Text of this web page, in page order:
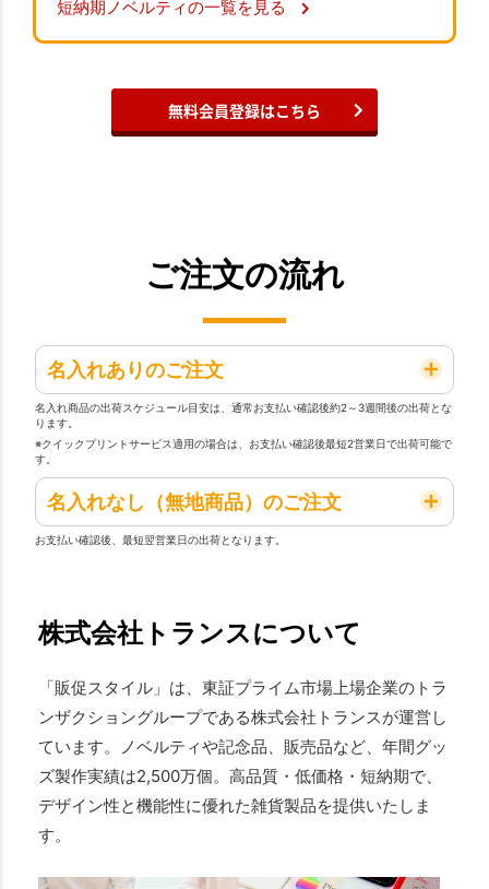
短納期ノベルティの一覧を見る
無料会員登録はこちら
ご注文の流れ
名入れありのご注文
名入れ商品の出荷スケジュール目安は、通常お支払い確認後約2～3週間後の出荷とな
ります。
※クイックプリントサービス適用の場合は、お支払い確認後最短2営業日で出荷可能で
す。
名入れなし（無地商品）のご注文
お支払い確認後、最短翌営業日の出荷となります。
株式会社トランスについて
「販促スタイル」は、東証プライム市場上場企業のトラ
ンザクショングループである株式会社トランスが運営し
ています。ノベルティや記念品、販売品など、年間グッ
ズ製作実績は2,500万個。高品質・低価格・短納期で、
デザイン性と機能性に優れた雑貨製品を提供いたしま
す。